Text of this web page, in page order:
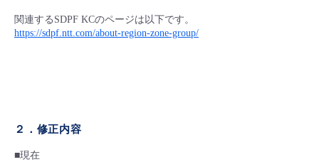
- クラウド / サーバー
- vUTM2
関連するSDPF KCのページは以下です。
https://sdpf.ntt.com/about-region-zone-group/
２． 修正内容
■現在